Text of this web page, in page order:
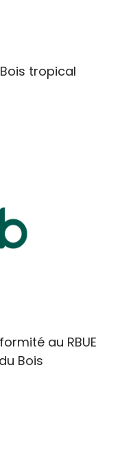
tropical
au RBUE
Bois